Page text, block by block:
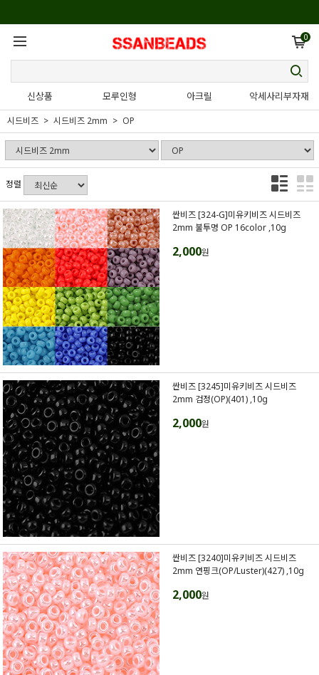
0
신상품 모루인형 아크릴 악세사리부자재
시드비즈 시드비즈 2mm OP
정렬
싼비즈 [324-G]미유키비즈 시드비즈
2mm 불투명 OP 16color ,10g
2,000원
싼비즈 [3245]미유키비즈 시드비즈
2mm 검정(OP)(401) ,10g
2,000원
싼비즈 [3240]미유키비즈 시드비즈
2mm 연핑크(OP/Luster)(427) ,10g
2,000원